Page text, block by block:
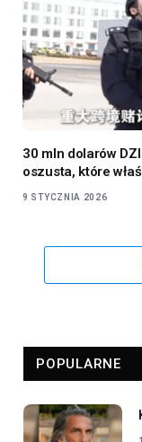
30 mln dolarów
oszusta, które
9 STYCZNIA 2026
POPULARNE